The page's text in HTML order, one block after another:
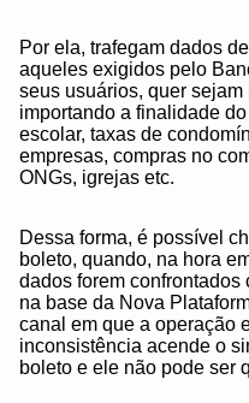
Por ela, trafegam dados
aqueles exigidos pelo
seus usuários, quer
importando a finalidade
escolar, taxas de
empresas, compras no
ONGs, igrejas etc.
Dessa forma, é possível
boleto, quando, na hora
dados forem
na base da Nova
canal em que a operação
inconsistência acende o
boleto e ele não pode ser